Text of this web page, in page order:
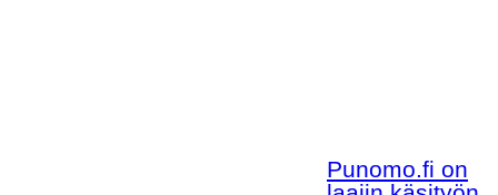
Punomo.fi on